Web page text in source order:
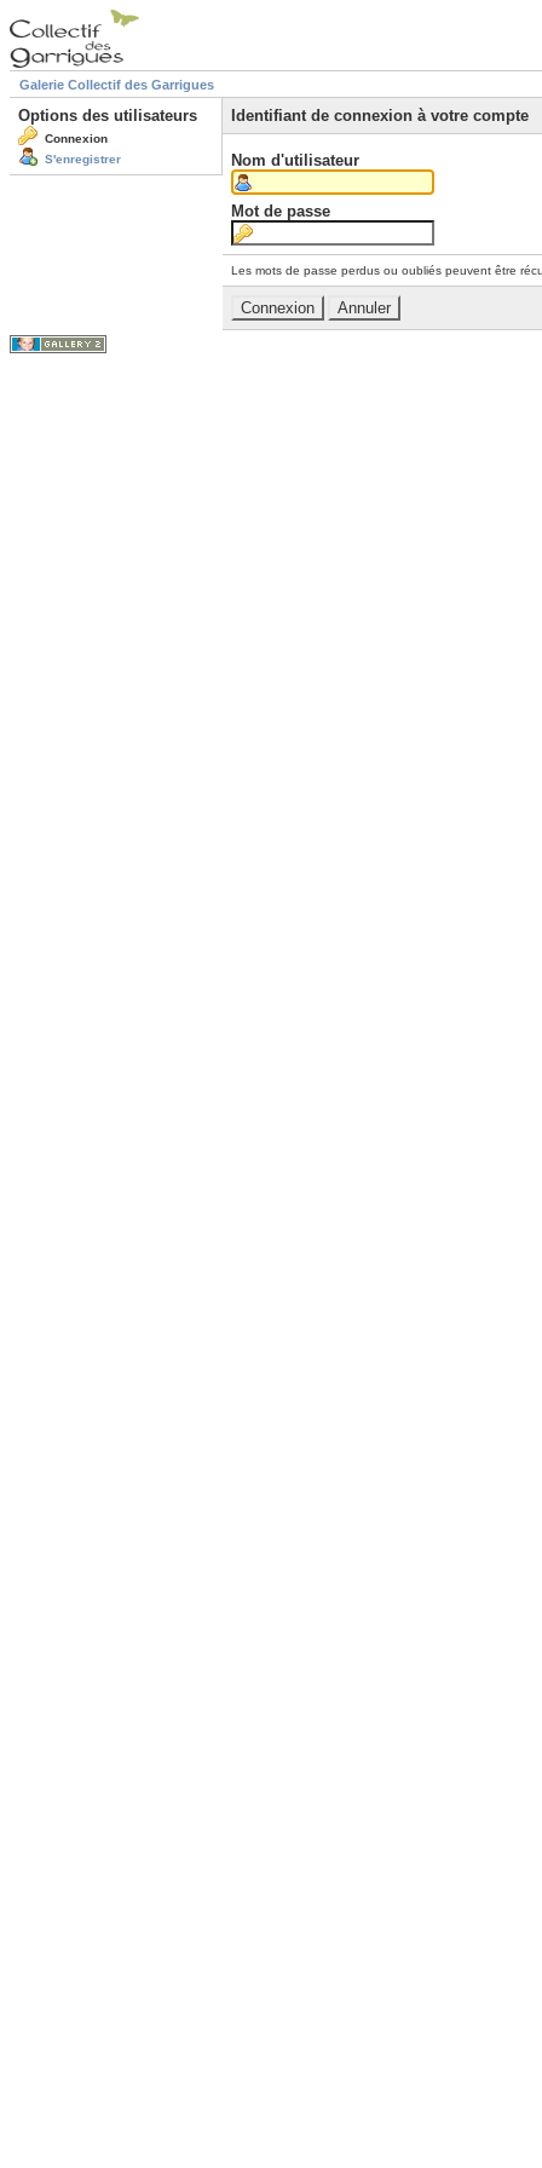
Galerie Collectif des Garrigues
Options des utilisateurs
Connexion
S'enregistrer
Identifiant de connexion à votre compte
Nom d'utilisateur
Mot de passe
Les mots de passe perdus ou oubliés peuvent être